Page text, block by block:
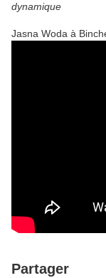
dynamique
Jasna Woda à
Partager